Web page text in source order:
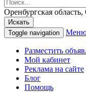
Оренбургская
Искать
Toggle navigation
Разместить
Мой кабинет
Реклама на сайте
Блог
Помощь